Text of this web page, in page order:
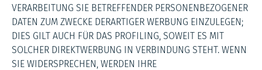
VERARBEITUNG SIE BETREFFENDER PERSONENBEZOGENER
DATEN ZUM ZWECKE DERARTIGER WERBUNG EINZULEGEN;
DIES GILT AUCH FÜR DAS PROFILING, SOWEIT ES MIT
SOLCHER DIREKTWERBUNG IN VERBINDUNG STEHT. WENN
SIE WIDERSPRECHEN, WERDEN IHRE